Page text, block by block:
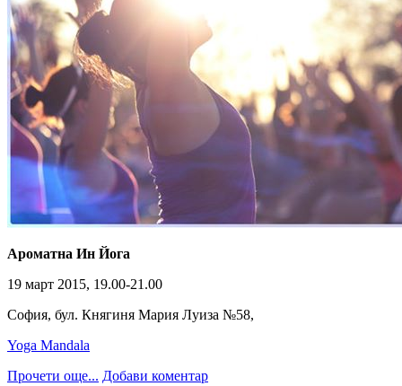
Ароматна Ин Йога
19 март 2015, 19.00-21.00
София, бул. Княгиня Мария Луиза №58,
Yoga Mandala
Прочети още... Добави коментар